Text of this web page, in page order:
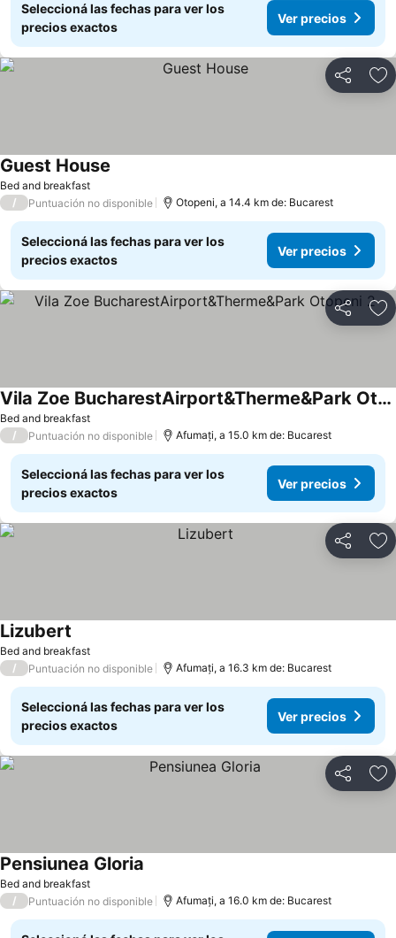
Seleccioná las fechas para ver los
precios exactos
Ver precios
Compartir
Bed and breakfast
Guest House
/ Puntuación no disponible Otopeni, a 14.4 km de: Bucarest
Seleccioná las fechas para ver los
precios exactos
Ver precios
Compartir
Bed and breakfast
Vila Zoe BucharestAirport&Therme&Park Otopeni 2
/ Puntuación no disponible Afumați, a 15.0 km de: Bucarest
Seleccioná las fechas para ver los
precios exactos
Ver precios
Compartir
Bed and breakfast
Lizubert
/ Puntuación no disponible Afumați, a 16.3 km de: Bucarest
Seleccioná las fechas para ver los
precios exactos
Ver precios
Compartir
Bed and breakfast
Pensiunea Gloria
/ Puntuación no disponible Afumați, a 16.0 km de: Bucarest